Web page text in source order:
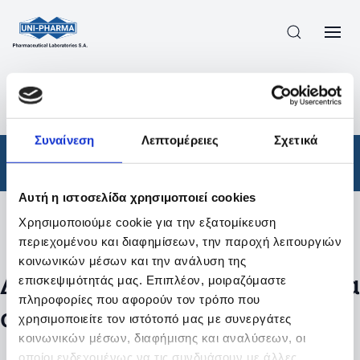
Συναίνεση Λεπτομέρειες Σχετικά
Αυτή η ιστοσελίδα χρησιμοποιεί cookies
Χρησιμοποιούμε cookie για την εξατομίκευση
περιεχομένου και διαφημίσεων, την παροχή λειτουργιών
κοινωνικών μέσων και την ανάλυση της
επισκεψιμότητάς μας. Επιπλέον, μοιραζόμαστε
πληροφορίες που αφορούν τον τρόπο που
χρησιμοποιείτε τον ιστότοπό μας με συνεργάτες
κοινωνικών μέσων, διαφήμισης και αναλύσεων, οι
οποίοι ενδεχομένως να τις συνδυάσουν με άλλες
ΠΡΟΪΟΝΤΑ
ΑΠΟΤΕΛΕΣΜΑΤΑ ΑΝΑΖΗΤΗΣΗΣ
Φάρμακα
Φίλτρα
Δεν βρέθηκαν προϊόντα με τα
συγκεκριμένα φίλτρα